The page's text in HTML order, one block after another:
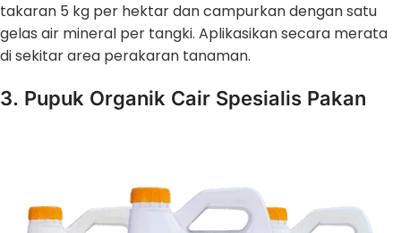
takaran 5 kg per hektar dan campurkan dengan satu
gelas air mineral per tangki. Aplikasikan secara merata
di sekitar area perakaran tanaman.
3. Pupuk Organik Cair Spesialis Pakan